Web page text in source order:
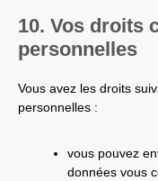
10. Vos droits
personnelles
Vous avez les droits
personnelles :
vous pouvez
données vous